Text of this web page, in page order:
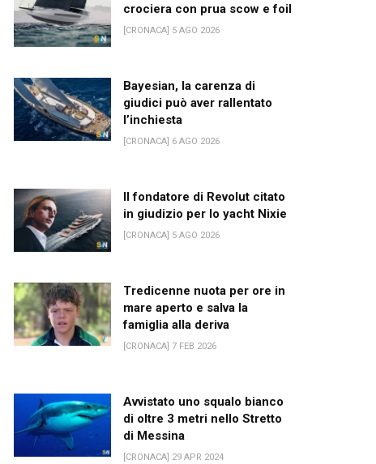
crociera con prua scow e foil
[CRONACA] 5 AGO 2026
Bayesian, la carenza di
giudici può aver rallentato
l’inchiesta
[CRONACA] 6 AGO 2026
Il fondatore di Revolut citato
in giudizio per lo yacht Nixie
[CRONACA] 5 AGO 2026
Tredicenne nuota per ore in
mare aperto e salva la
famiglia alla deriva
[CRONACA] 7 FEB 2026
Avvistato uno squalo bianco
di oltre 3 metri nello Stretto
di Messina
[CRONACA] 29 APR 2024